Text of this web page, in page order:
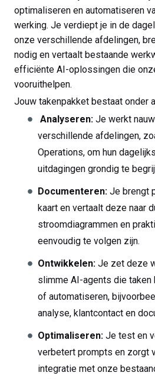
optimaliseren en automatiseren
werking. Je verdiept je in de
onze verschillende afdelingen,
nodig en vertaalt bestaande
efficiënte AI-oplossingen die
vooruithelpen.
Jouw takenpakket bestaat onder
Analyseren: Je werkt
verschillende afdelingen,
Operations, om hun
uitdagingen grondig te
Documenteren: Je brengt
kaart en vertaalt deze naar
stroomdiagrammen en
eenvoudig te volgen zijn.
Ontwikkelen: Je zet deze
slimme AI-agents die taken
of automatiseren,
analyse, klantcontact en
Optimaliseren: Je test en
verbetert prompts en zorgt
integratie met onze